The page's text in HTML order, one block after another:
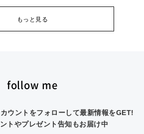
もっと見る
follow me
ウントをフォローして最新情報をGET!
トやプレゼント告知もお届け中